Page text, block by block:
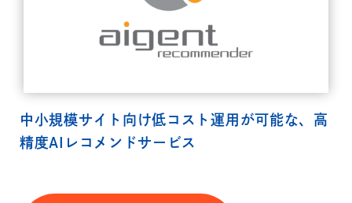
中小規模サイト向け低コスト運用が可能な、高
精度AIレコメンドサービス